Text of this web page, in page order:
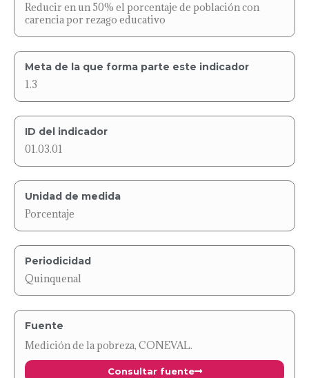
Reducir en un 50% el porcentaje de población con
carencia por rezago educativo
Meta de la que forma parte este indicador
1.3
ID del indicador
01.03.01
Unidad de medida
Porcentaje
Periodicidad
Quinquenal
Fuente
Medición de la pobreza, CONEVAL.
Consultar fuente